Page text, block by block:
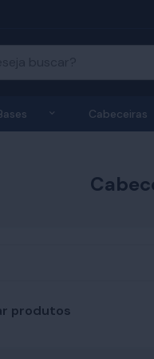
submenu de Colchões
Exibir submenu de
Cabeceiras
produtos